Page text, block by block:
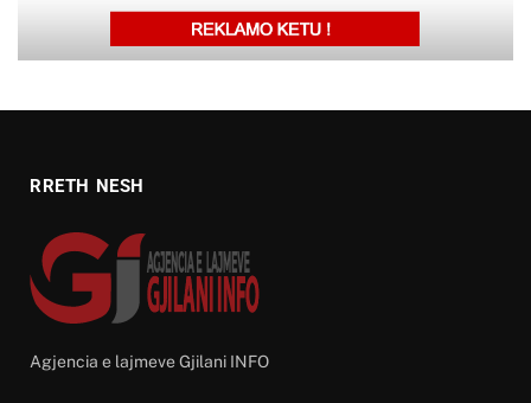
RRETH NESH
Agjencia e lajmeve Gjilani INFO